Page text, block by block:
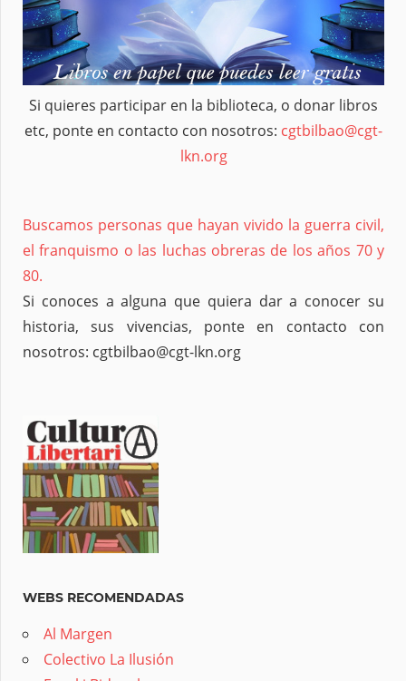
Si quieres participar en la biblioteca, o donar libros
etc, ponte en contacto con nosotros: cgtbilbao@cgt-
lkn.org
Buscamos personas que hayan vivido la guerra civil,
el franquismo o las luchas obreras de los años 70 y
80.
Si conoces a alguna que quiera dar a conocer su
historia, sus vivencias, ponte en contacto con
nosotros: cgtbilbao@cgt-lkn.org
WEBS RECOMENDADAS
Al Margen
Colectivo La Ilusión